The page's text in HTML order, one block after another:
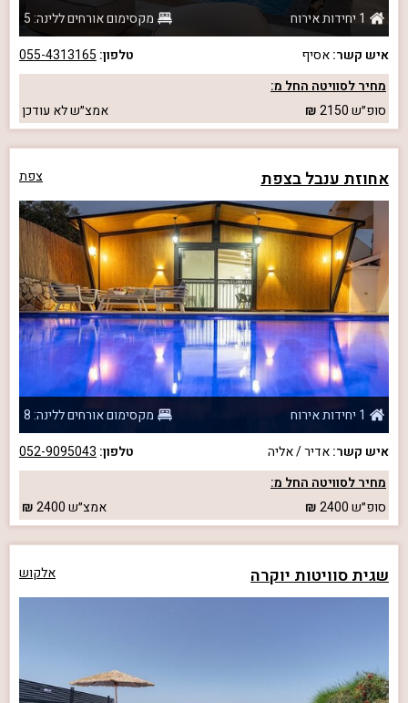
1 יחידות אירוח
מקסימום אורחים ללינה: 5
איש קשר:אסיף טלפון: 055-4313165
מחיר לסוויטה החל מ:
סופ״ש2150 אמצ״שלא עודכן
אחוזת ענבל בצפת צפת
1 יחידות אירוח
מקסימום אורחים ללינה: 8
איש קשר:אדיר / אליה טלפון: 052-9095043
מחיר לסוויטה החל מ:
סופ״ש2400 אמצ״ש2400
שגית סוויטות יוקרה אלקוש